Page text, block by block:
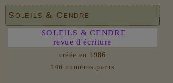
Options de menu
06/08/2026 :Ateliers d'écriture -
Pôle idéel / Pôle matériel 2
06/08/2026 :Ateliers d'écriture -
A. L'écriture effervescente
31/07/2026 :Ateliers d'écriture -
Soleils & Cendre
SOLEILS & CENDRE
revue d'écriture
créée en 1986
146 numéros parus